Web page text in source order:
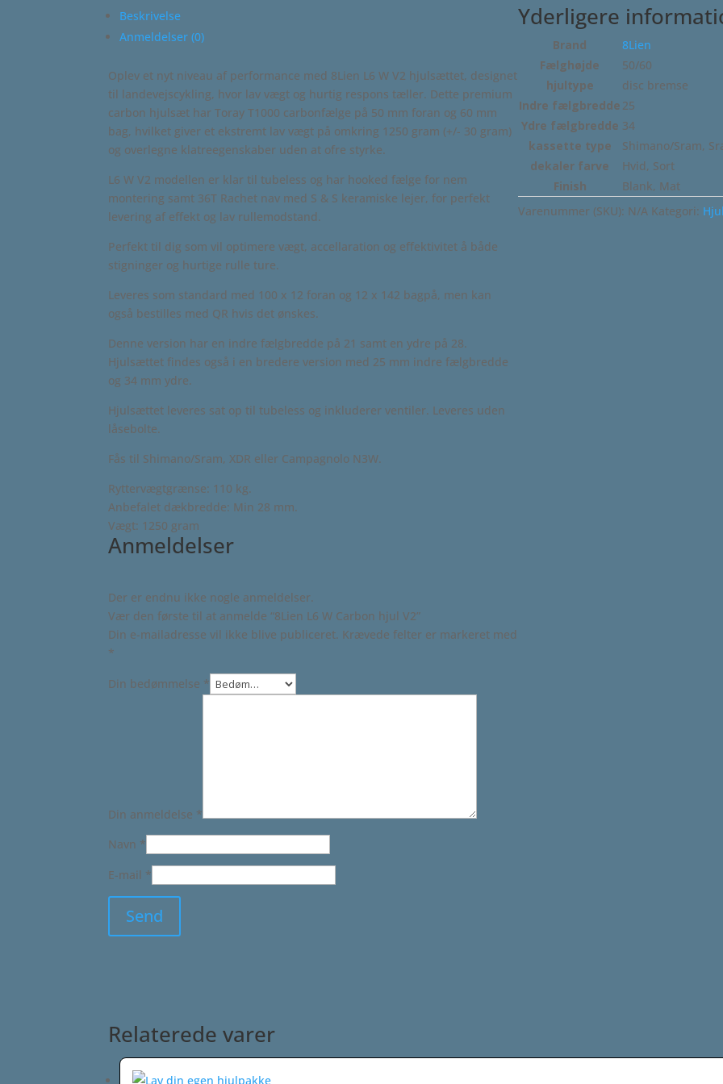
Beskrivelse
Anmeldelser (0)
Oplev et nyt niveau af performance med 8Lien L6 W V2 hjulsættet, designet
til landevejscykling, hvor lav vægt og hurtig respons tæller. Dette premium
carbon hjulsæt har Toray T1000 carbonfælge på 50 mm foran og 60 mm
bag, hvilket giver et ekstremt lav vægt på omkring 1250 gram (+/- 30 gram)
og overlegne klatreegenskaber uden at ofre styrke.
L6 W V2 modellen er klar til tubeless og har hooked fælge for nem
montering samt 36T Rachet nav med S & S keramiske lejer, for perfekt
levering af effekt og lav rullemodstand.
Perfekt til dig som vil optimere vægt, accellaration og effektivitet å både
stigninger og hurtige rulle ture.
Leveres som standard med 100 x 12 foran og 12 x 142 bagpå, men kan
også bestilles med QR hvis det ønskes.
Denne version har en indre fælgbredde på 21 samt en ydre på 28.
Hjulsættet findes også i en bredere version med 25 mm indre fælgbredde
og 34 mm ydre.
Hjulsættet leveres sat op til tubeless og inkluderer ventiler. Leveres uden
låsebolte.
Fås til Shimano/Sram, XDR eller Campagnolo N3W.
Ryttervægtgrænse: 110 kg.
Anbefalet dækbredde: Min 28 mm.
Vægt: 1250 gram
Anmeldelser
Der er endnu ikke nogle anmeldelser.
Vær den første til at anmelde “8Lien L6 W Carbon hjul V2”
Din e-mailadresse vil ikke blive publiceret. Krævede felter er markeret med
*
Din bedømmelse *
Din anmeldelse *
Navn *
E-mail *
Yderligere
Brand
8Lien
Fælghøjde
50/60
hjultype
disc bremse
Indre fælgbredde 25
Ydre fælgbredde 34
kassette type
Shimano/Sram,
dekaler farve
Hvid, Sort
Finish
Blank, Mat
Varenummer (SKU): N/A Kategori: Hjul
Relaterede varer